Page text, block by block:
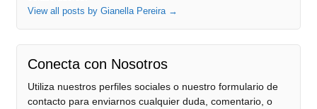
View all posts by Gianella Pereira →
Conecta con Nosotros
Utiliza nuestros perfiles sociales o nuestro formulario de
contacto para enviarnos cualquier duda, comentario, o